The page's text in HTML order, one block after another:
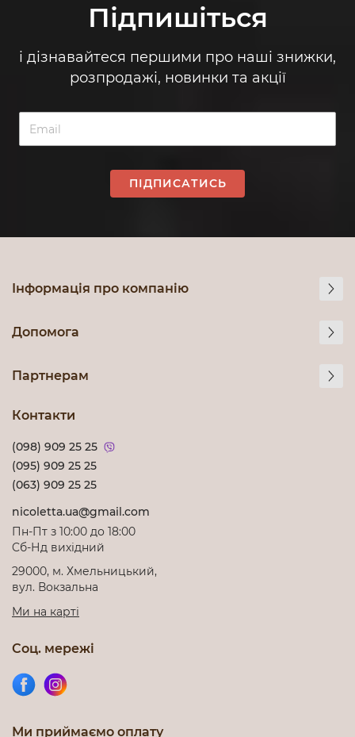
Підпишіться
і дізнавайтеся першими про наші знижки,
розпродажі, новинки та акції
ПІДПИСАТИСЬ
Інформація про компанію
Допомога
Партнерам
Контакти
(098) 909 25 25
(095) 909 25 25
(063) 909 25 25
nicoletta.ua@gmail.com
Пн-Пт з 10:00 до 18:00
Cб-Нд вихідний
29000, м. Хмельницький,
вул. Вокзальна
Ми на карті
Соц. мережі
Ми приймаємо оплату